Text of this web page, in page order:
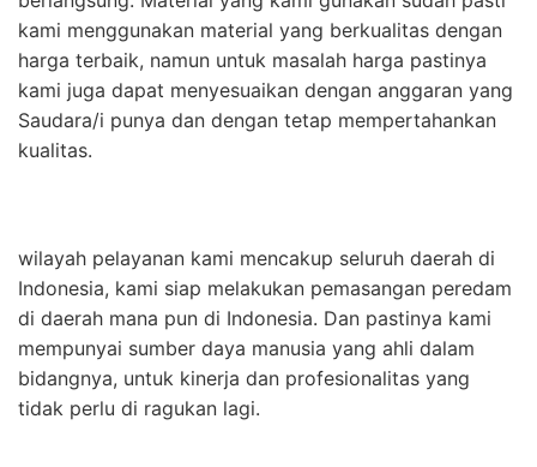
kami menggunakan material yang berkualitas dengan
harga terbaik, namun untuk masalah harga pastinya
kami juga dapat menyesuaikan dengan anggaran yang
Saudara/i punya dan dengan tetap mempertahankan
kualitas.
wilayah pelayanan kami mencakup seluruh daerah di
Indonesia, kami siap melakukan pemasangan peredam
di daerah mana pun di Indonesia. Dan pastinya kami
mempunyai sumber daya manusia yang ahli dalam
bidangnya, untuk kinerja dan profesionalitas yang
tidak perlu di ragukan lagi.